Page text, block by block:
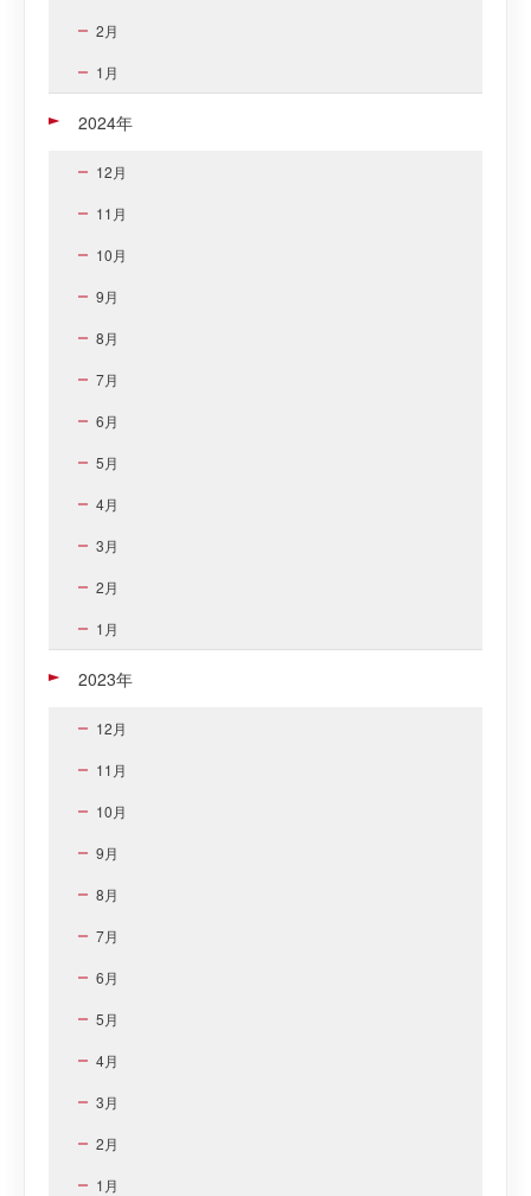
2月
1月
2024年
12月
11月
10月
9月
8月
7月
6月
5月
4月
3月
2月
1月
2023年
12月
11月
10月
9月
8月
7月
6月
5月
4月
3月
2月
1月